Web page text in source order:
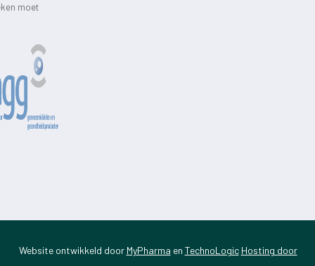
moet
Website ontwikkeld door MyPharma en TechnoLogic Hosting door